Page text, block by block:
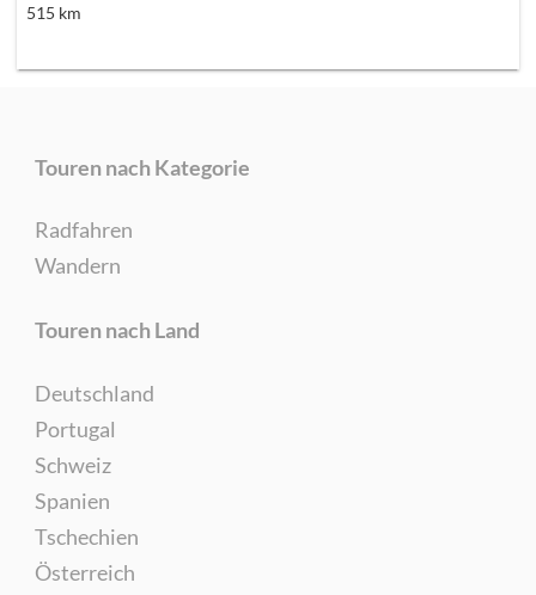
515 km
Touren nach Kategorie
Radfahren
Wandern
Touren nach Land
Deutschland
Portugal
Schweiz
Spanien
Tschechien
Österreich